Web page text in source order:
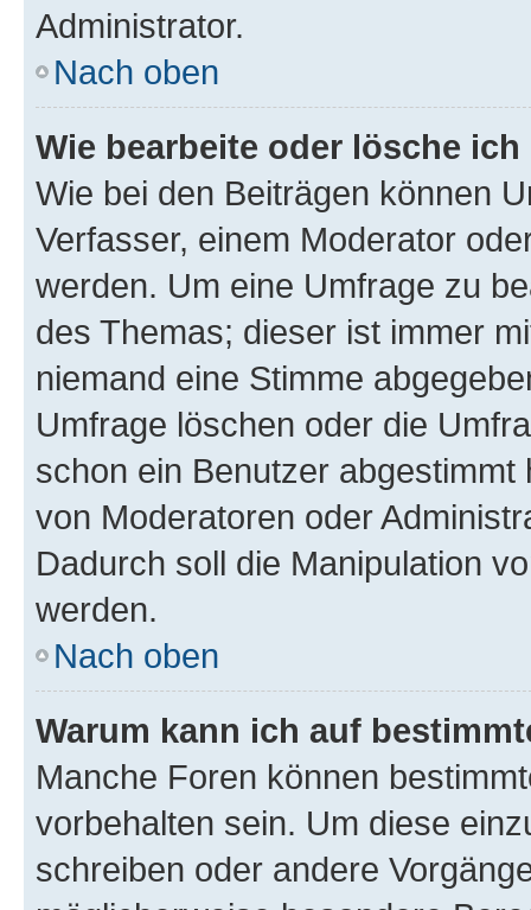
Administrator.
Nach oben
Wie bearbeite oder lösche
Wie bei den Beiträgen können
Verfasser, einem Moderator
werden. Um eine Umfrage zu
des Themas; dieser ist immer
niemand eine Stimme
Umfrage löschen oder die
schon ein Benutzer
von Moderatoren oder
Dadurch soll die Manipulation
werden.
Nach oben
Warum kann ich auf
Manche Foren können
vorbehalten sein. Um diese
schreiben oder andere